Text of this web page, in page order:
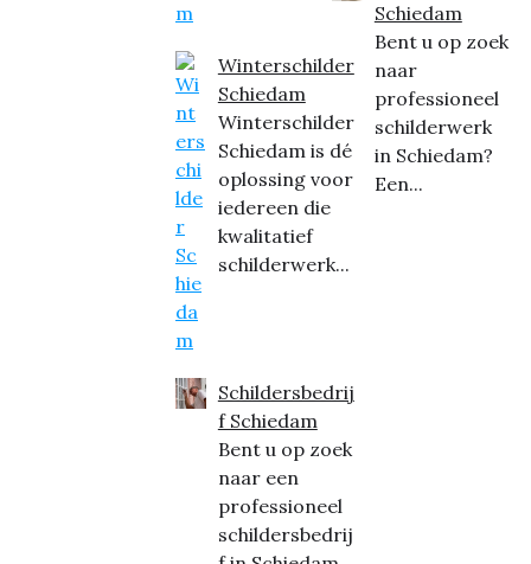
Winterschilder
Schiedam
Winterschilder
Schiedam is dé
oplossing voor
iedereen die
kwalitatief
schilderwerk...
Schildersbedrij
f Schiedam
Bent u op zoek
naar een
professioneel
schildersbedrij
Schiedam
Bent u op zoek
naar
professioneel
schilderwerk
in Schiedam?
Een...